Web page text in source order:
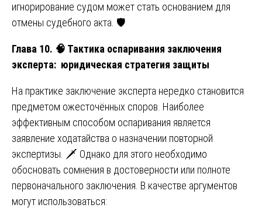
игнорирование судом может стать основанием для
отмены судебного акта. 🛡️
Глава 10. 🧠 Тактика оспаривания заключения
эксперта: юридическая стратегия защиты
На практике заключение эксперта нередко становится
предметом ожесточённых споров. Наиболее
эффективным способом оспаривания является
заявление ходатайства о назначении повторной
экспертизы. 🗡️ Однако для этого необходимо
обосновать сомнения в достоверности или полноте
первоначального заключения. В качестве аргументов
могут использоваться: